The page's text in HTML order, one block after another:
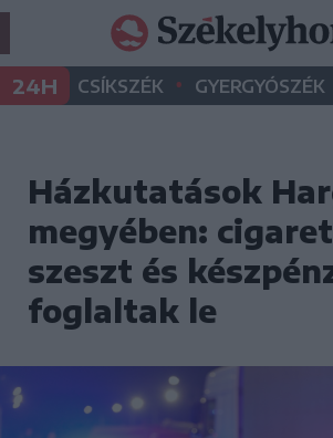
24H CSÍKSZÉK • GYERGYÓSZÉK
Házkutatások
megyében:
szeszt és
foglaltak le